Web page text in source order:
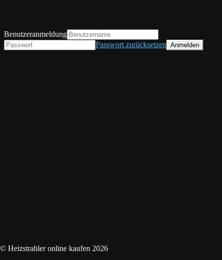
© Heizstrahler online kaufen 2026
Benutzeranmeldung
Passwort zurücksetzen